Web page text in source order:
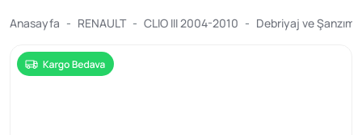
Anasayfa RENAULT CLIO III 2004-2010 Debriyaj ve